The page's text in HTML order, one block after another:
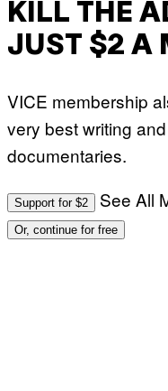
KILL THE
JUST $2 A
VICE membership
very best writing
documentaries.
Support for $2 See All
Or, continue for free